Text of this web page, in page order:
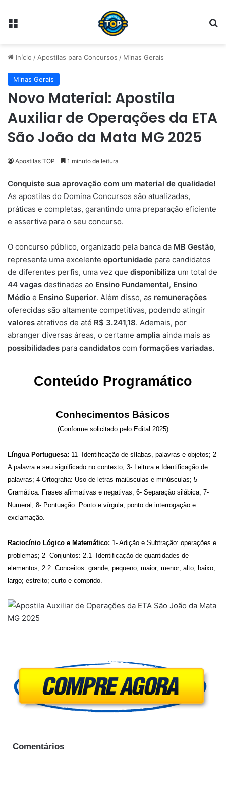
Menu
Início / Apostilas para Concursos / Minas Gerais
Minas Gerais
Novo Material: Apostila
Auxiliar de Operações da ETA
São João da Mata MG 2025
Apostilas TOP 1 minuto de leitura
Conquiste sua aprovação com um material de qualidade!
As apostilas do Domina Concursos são atualizadas,
práticas e completas, garantindo uma preparação eficiente
e assertiva para o seu concurso.
O concurso público, organizado pela banca da MB Gestão,
representa uma excelente oportunidade para candidatos
de diferentes perfis, uma vez que disponibiliza um total de
44 vagas destinadas ao Ensino Fundamental, Ensino
Médio e Ensino Superior. Além disso, as remunerações
oferecidas são altamente competitivas, podendo atingir
valores atrativos de até R$ 3.241,18. Ademais, por
abranger diversas áreas, o certame amplia ainda mais as
possibilidades para candidatos com formações variadas.
Conteúdo Programático
Conhecimentos Básicos
(Conforme solicitado pelo Edital 2025)
Língua Portuguesa: 11- Identificação de sílabas, palavras e objetos; 2-
A palavra e seu significado no contexto; 3- Leitura e Identificação de
palavras; 4-Ortografia: Uso de letras maiúsculas e minúsculas; 5-
Gramática: Frases afirmativas e negativas; 6- Separação silábica; 7-
Numeral; 8- Pontuação: Ponto e vírgula, ponto de interrogação e
exclamação.
Raciocínio Lógico e Matemático: 1- Adição e Subtração: operações e
problemas; 2- Conjuntos: 2.1- Identificação de quantidades de
elementos; 2.2. Conceitos: grande; pequeno; maior; menor; alto; baixo;
largo; estreito; curto e comprido.
Comentários